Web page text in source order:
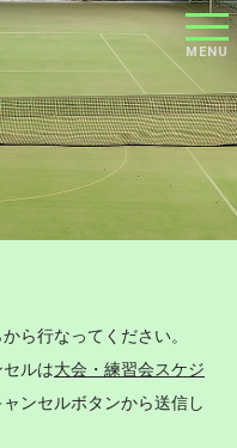
ら行なってください。
ルは大会・練習会スケジ
ンセルボタンから送信し
メニ
MENU